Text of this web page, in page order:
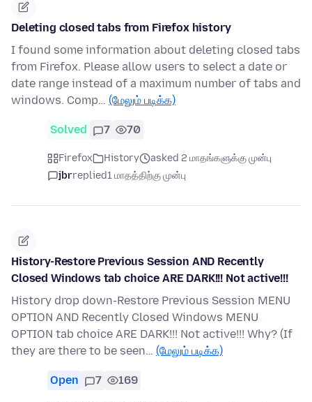
Deleting closed tabs from Firefox history
I found some information about deleting closed tabs
from Firefox. Please allow users to select a date or
date range instead of a maximum number of tabs and
windows. Comp… (மேலும் படிக்க)
Solved 7 70
Firefox History
asked 2 மாதங்களுக்கு முன்பு
jbrreplied1 மாதத்திற்கு முன்பு
History-Restore Previous Session AND Recently
Closed Windows tab choice ARE DARK!!! Not active!!!
History drop down-Restore Previous Session MENU
OPTION AND Recently Closed Windows MENU
OPTION tab choice ARE DARK!!! Not active!!! Why? (If
they are there to be seen… (மேலும் படிக்க)
Open 7 169